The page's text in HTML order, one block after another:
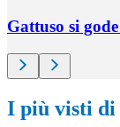
Gattuso si
I più visti di